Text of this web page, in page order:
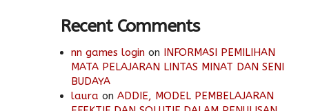
Recent Comments
nn games login on INFORMASI PEMILIHAN
MATA PELAJARAN LINTAS MINAT DAN SENI
BUDAYA
laura on ADDIE, MODEL PEMBELAJARAN